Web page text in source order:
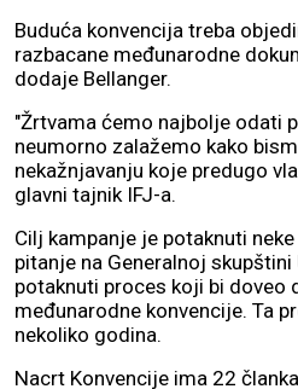
Buduća konvencija treba
razbacane međunarodne
dodaje Bellanger.
"Žrtvama ćemo najbolje odati
neumorno zalažemo kako
nekažnjavanju koje predugo
glavni tajnik IFJ-a.
Cilj kampanje je potaknuti
pitanje na Generalnoj
potaknuti proces koji bi doveo
međunarodne konvencije. Ta
nekoliko godina.
Nacrt Konvencije ima 22